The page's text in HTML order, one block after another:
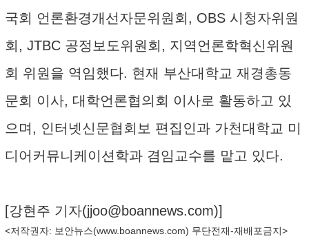
국회 언론환경개선자문위원회, OBS 시청자위원
회, JTBC 공정보도위원회, 지역언론학혁신위원
회 위원을 역임했다. 현재 부산대학교 재경총동
문회 이사, 대학언론협의회 이사로 활동하고 있
으며, 인터넷신문협회보 편집인과 가천대학교 미
디어커뮤니케이션학과 겸임교수를 맡고 있다.
[강현주 기자(jjoo@boannews.com)]
<저작권자: 보안뉴스(www.boannews.com) 무단전재-재배포금지>